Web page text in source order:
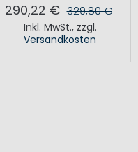
290,22 € 329,80 €
Inkl. MwSt., zzgl.
Versandkosten